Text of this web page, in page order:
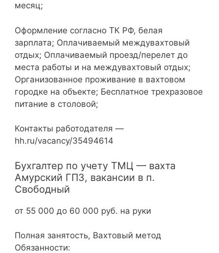
месяц;
Оформление согласно ТК РФ, белая
зарплата; Оплачиваемый междувахтовый
отдых; Оплачиваемый проезд/перелет до
места работы и на междувахтовый отдых;
Организованное проживание в вахтовом
городке на объекте; Бесплатное трехразовое
питание в столовой;
Контакты работодателя —
hh.ru/vacancy/35494614
Бухгалтер по учету ТМЦ — вахта
Амурский ГПЗ, вакансии в п.
Свободный
от 55 000 до 60 000 руб. на руки
Полная занятость, Вахтовый метод
Обязанности: